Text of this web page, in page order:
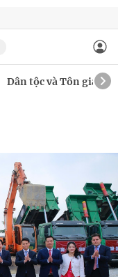
Dân tộc và Tôn giáo